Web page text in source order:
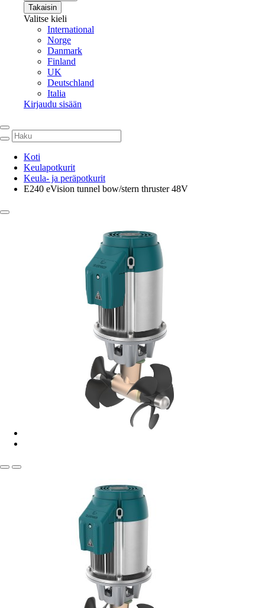
Takaisin
Valitse kieli
International
Norge
Danmark
Finland
UK
Deutschland
Italia
Kirjaudu sisään
Koti
Keulapotkurit
Keula- ja peräpotkurit
E240 eVision tunnel bow/stern thruster 48V